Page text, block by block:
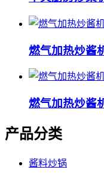
燃气加热炒酱
燃气加热炒酱
产品分类
酱料炒锅